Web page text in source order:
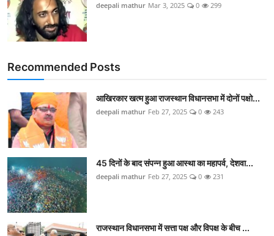
deepali mathur Mar 3, 2025 0 299
Recommended Posts
आखिरकार खत्म हुआ राजस्थान विधानसभा में दोनों पक्षो...
deepali mathur Feb 27, 2025 0 243
45 दिनों के बाद संपन्न हुआ आस्था का महापर्व, देशवा...
deepali mathur Feb 27, 2025 0 231
राजस्थान विधानसभा में सत्ता पक्ष और विपक्ष के बीच ...